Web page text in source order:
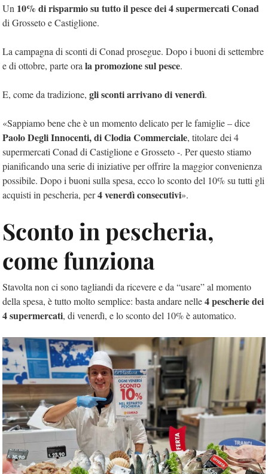
Un 10% di risparmio su tutto il pesce dei 4 supermercati Conad
di Grosseto e Castiglione.
La campagna di sconti di Conad prosegue. Dopo i buoni di settembre
e di ottobre, parte ora la promozione sul pesce.
E, come da tradizione, gli sconti arrivano di venerdì.
«Sappiamo bene che è un momento delicato per le famiglie – dice
Paolo Degli Innocenti, di Clodia Commerciale, titolare dei 4
supermercati Conad di Castiglione e Grosseto -. Per questo stiamo
pianificando una serie di iniziative per offrire la maggior convenienza
possibile. Dopo i buoni sulla spesa, ecco lo sconto del 10% su tutti gli
acquisti in pescheria, per4 venerdì consecutivi».
Sconto in pescheria,
come funziona
Stavolta non ci sono tagliandi da ricevere e da “usare” al momento
della spesa, è tutto molto semplice: basta andare nelle4 pescherie dei
4 supermercati, di venerdì, e lo sconto del 10% è automatico.